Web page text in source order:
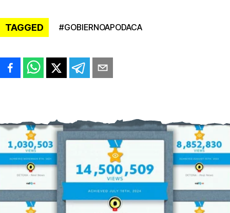
TAGGED #GOBIERNOAPODACA